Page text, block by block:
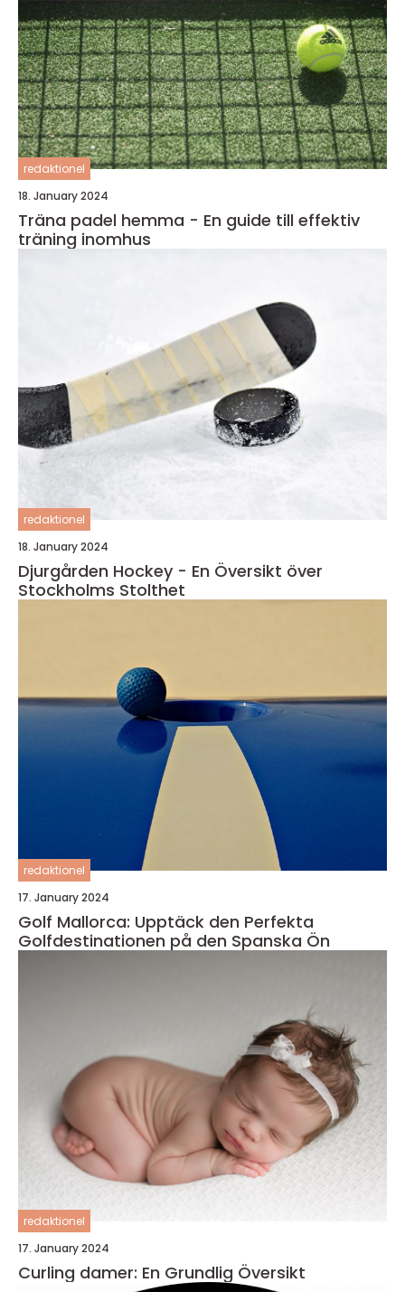
redaktionel
18. January 2024
Träna padel hemma - En guide till effektiv
träning inomhus
redaktionel
18. January 2024
Djurgården Hockey - En Översikt över
Stockholms Stolthet
redaktionel
17. January 2024
Golf Mallorca: Upptäck den Perfekta
Golfdestinationen på den Spanska Ön
redaktionel
17. January 2024
Curling damer: En Grundlig Översikt